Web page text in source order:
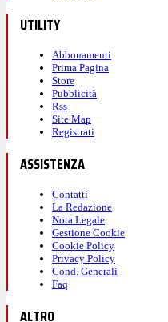
UTILITY
Abbonamenti
Prima Pagina
Store
Pubblicità
Rss
Site Map
Registrati
ASSISTENZA
Contatti
La Redazione
Nota Legale
Gestione Cookie
Cookie Policy
Privacy Policy
Cond. Generali
Faq
ALTRO